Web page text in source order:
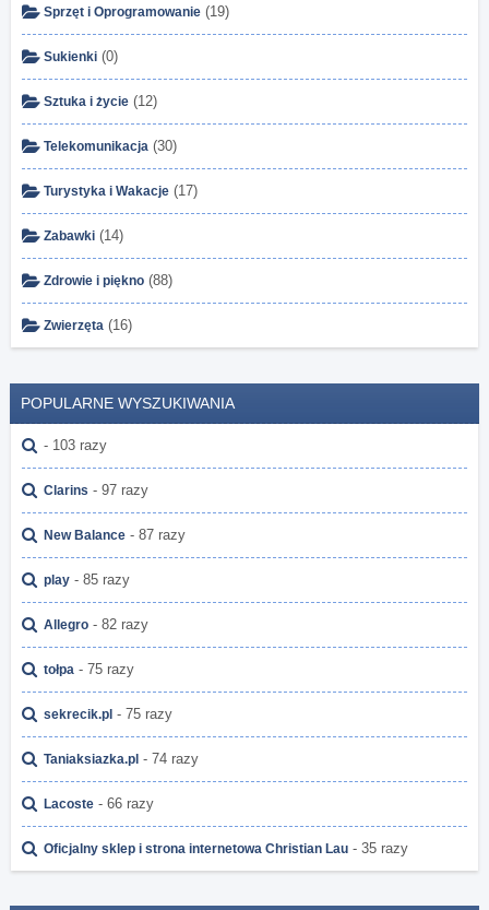
Sprzęt i Oprogramowanie (19)
Sukienki (0)
Sztuka i życie (12)
Telekomunikacja (30)
Turystyka i Wakacje (17)
Zabawki (14)
Zdrowie i piękno (88)
Zwierzęta (16)
POPULARNE WYSZUKIWANIA
- 103 razy
Clarins - 97 razy
New Balance - 87 razy
play - 85 razy
Allegro - 82 razy
tołpa - 75 razy
sekrecik.pl - 75 razy
Taniaksiazka.pl - 74 razy
Lacoste - 66 razy
Oficjalny sklep i strona internetowa Christian Lau - 35 razy